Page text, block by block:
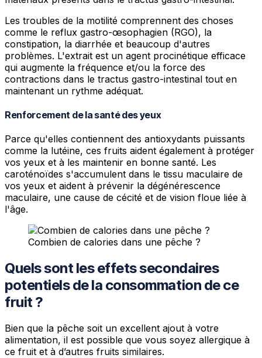
Les troubles de la motilité comprennent des choses
comme le reflux gastro-œsophagien (RGO), la
constipation, la diarrhée et beaucoup d'autres
problèmes. L'extrait est un agent procinétique efficace
qui augmente la fréquence et/ou la force des
contractions dans le tractus gastro-intestinal tout en
maintenant un rythme adéquat.
Renforcement de la santé des yeux
Parce qu'elles contiennent des antioxydants puissants
comme la lutéine, ces fruits aident également à protéger
vos yeux et à les maintenir en bonne santé. Les
caroténoïdes s'accumulent dans le tissu maculaire de
vos yeux et aident à prévenir la dégénérescence
maculaire, une cause de cécité et de vision floue liée à
l'âge.
Combien de calories dans une pêche ?
Quels sont les effets secondaires
potentiels de la consommation de ce
fruit ?
Bien que la pêche soit un excellent ajout à votre
alimentation, il est possible que vous soyez allergique à
ce fruit et à d’autres fruits similaires.